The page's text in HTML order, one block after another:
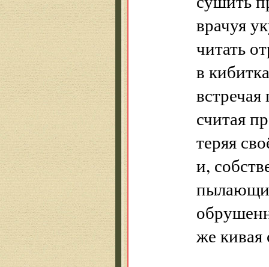
врачуя
читать
в
считая
теряя
и,
же